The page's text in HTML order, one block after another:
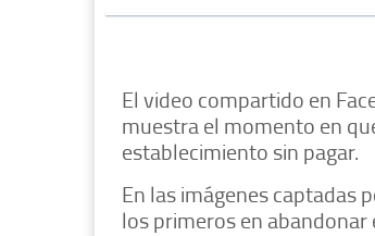
El video compartido en
muestra el momento en
establecimiento sin pagar.
En las imágenes captadas
los primeros en